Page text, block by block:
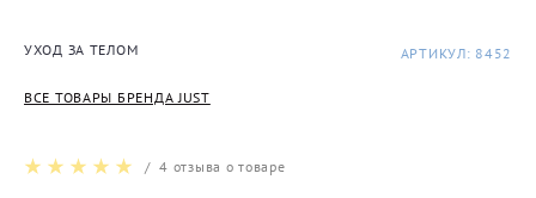
УХОД ЗА ТЕЛОМ
ВСЕ ТОВАРЫ БРЕНДА JUST
АРТИКУЛ: 8452
/4 отзыва о товаре